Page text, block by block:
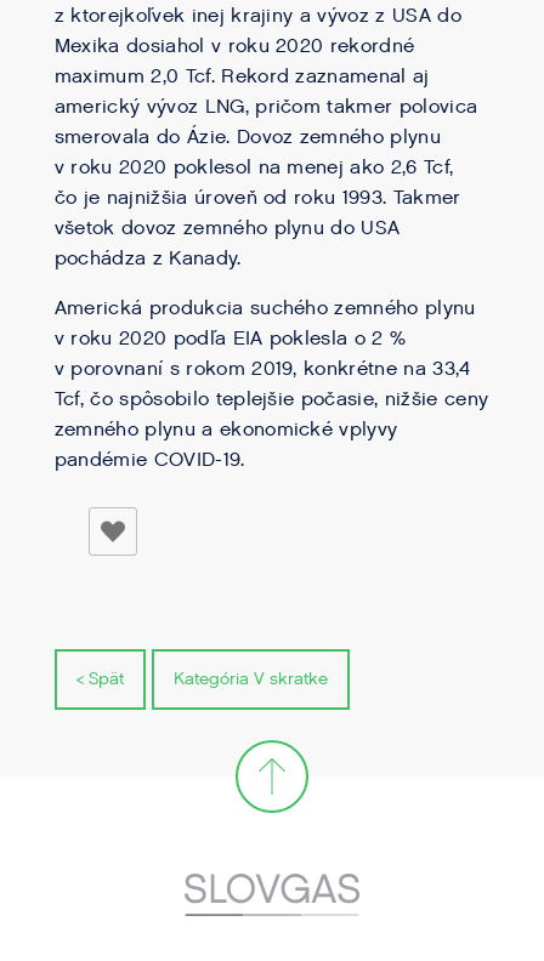
z ktorejkoľvek inej krajiny a vývoz z USA do
Mexika dosiahol v roku 2020 rekordné
maximum 2,0 Tcf. Rekord zaznamenal aj
americký vývoz LNG, pričom takmer polovica
smerovala do Ázie. Dovoz zemného plynu
v roku 2020 poklesol na menej ako 2,6 Tcf,
čo je najnižšia úroveň od roku 1993. Takmer
všetok dovoz zemného plynu do USA
pochádza z Kanady.
Americká produkcia suchého zemného plynu
v roku 2020 podľa EIA poklesla o 2 %
v porovnaní s rokom 2019, konkrétne na 33,4
Tcf, čo spôsobilo teplejšie počasie, nižšie ceny
zemného plynu a ekonomické vplyvy
pandémie COVID-19.
< Spät Kategória V skratke